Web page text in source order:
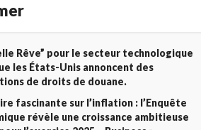
Rêve” pour le secteur technologique
les États-Unis annoncent des
de droits de douane.
fascinante sur l’inflation : l’Enquête
révèle une croissance ambitieuse